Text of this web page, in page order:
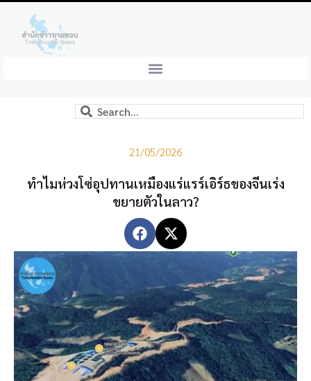
21/05/2026
ทำไมห่วงโซ่อุปทานเหมืองแร่แรร์เอิร์ธของจีนเร่ง
ขยายตัวในลาว?